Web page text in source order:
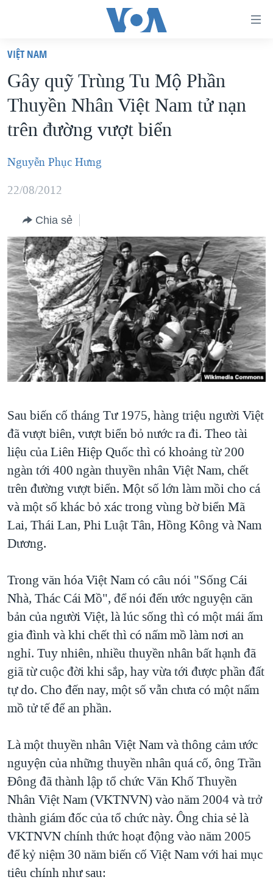
truy
cập
Tới
nội
chính
điều
hướng
chính
Đi
tới
"Tìm"
VIỆT NAM
HOA KỲ
BIỂN ĐÔNG
THẾ GIỚI
DIỄN ĐÀN
MỤC
TỰ DO BÁO CHÍ
VẠCH TRẦN TIN GIẢ
NGƯỜI VIỆT HẢI NGOẠI
ĐỜI SỐNG
KINH TẾ
KHOA HỌC
SỨC KHOẺ
THỂ THAO
GIÁO DỤC
CHUYÊN ĐỀ
CHIẾN TRANH THƯƠNG MẠI CỦA MỸ: QUÁ KHỨ VÀ HIỆN
TẠI
HÀNH TRÌNH BẦU CỬ 2024
MỘT NĂM CHIẾN TRANH TẠI DẢI GAZA
GIẢI MÃ VÀNH ĐAI & CON ĐƯỜNG
NGÀY TỊ NẠN THẾ GIỚI
GROUND ZERO – XƯA VÀ NAY
CHI PHÍ CHIẾN TRANH AFGHANISTAN
CÁC GIÁ TRỊ CỘNG HÒA Ở VIỆT NAM
THƯỢNG ĐỈNH TRUMP-KIM TẠI VIỆT NAM
TRỊNH VĨNH BÌNH VS. CHÍNH PHỦ VIỆT NAM
NGƯ DÂN VIỆT VÀ LÀN SÓNG TRỘM HẢI SÂM
BÊN KIA QUỐC LỘ: TIẾNG VỌNG TỪ NÔNG THÔN MỸ
HỌC TIẾNG ANH
VIDEO
NGHE
MẠNG XÃ HỘI
VIỆT NAM
Gây quỹ Trùng Tu Mộ Phần
Thuyền Nhân Việt Nam tử nạn
trên đường vượt biển
Nguyễn Phục Hưng
22/08/2012
Chia sẻ
Sau biến cố tháng Tư 1975, hàng triệu người Việt
đã vượt biên, vượt biển bỏ nước ra đi. Theo tài
liệu của Liên Hiệp Quốc thì có khoảng từ 200
ngàn tới 400 ngàn thuyền nhân Việt Nam, chết
trên đường vượt biển. Một số lớn làm mồi cho cá
và một số khác bỏ xác trong vùng bờ biển Mã
Lai, Thái Lan, Phi Luật Tân, Hồng Kông và Nam
Dương.
Trong văn hóa Việt Nam có câu nói "Sống Cái
Nhà, Thác Cái Mồ", để nói đến ước nguyện căn
bản của người Việt, là lúc sống thì có một mái ấm
gia đình và khi chết thì có nấm mồ làm nơi an
nghỉ. Tuy nhiên, nhiều thuyền nhân bất hạnh đã
giã từ cuộc đời khi sắp, hay vừa tới được phần đất
tự do. Cho đến nay, một số vẫn chưa có một nấm
mồ tử tế để an phần.
Là một thuyền nhân Việt Nam và thông cảm ước
nguyện của những thuyền nhân quá cố, ông Trần
Đông đã thành lập tổ chức Văn Khố Thuyền
Nhân Việt Nam (VKTNVN) vào năm 2004 và trở
thành giám đốc của tổ chức này. Ông chia sẻ là
VKTNVN chính thức hoạt động vào năm 2005
để kỷ niệm 30 năm biến cố Việt Nam với hai mục
tiêu chính như sau: